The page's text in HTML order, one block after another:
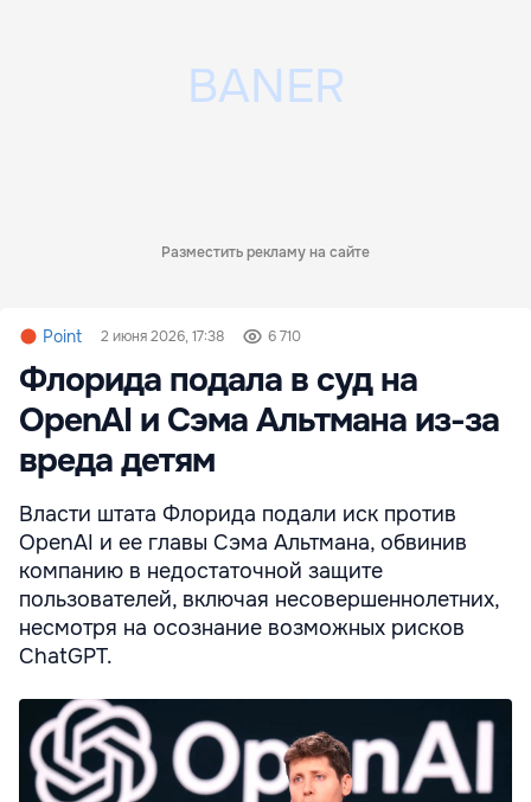
Разместить рекламу на сайте
Point 2 июня 2026, 17:38 6 710
Флорида подала в суд на
OpenAI и Сэма Альтмана из-за
вреда детям
Власти штата Флорида подали иск против
OpenAI и ее главы Сэма Альтмана, обвинив
компанию в недостаточной защите
пользователей, включая несовершеннолетних,
несмотря на осознание возможных рисков
ChatGPT.